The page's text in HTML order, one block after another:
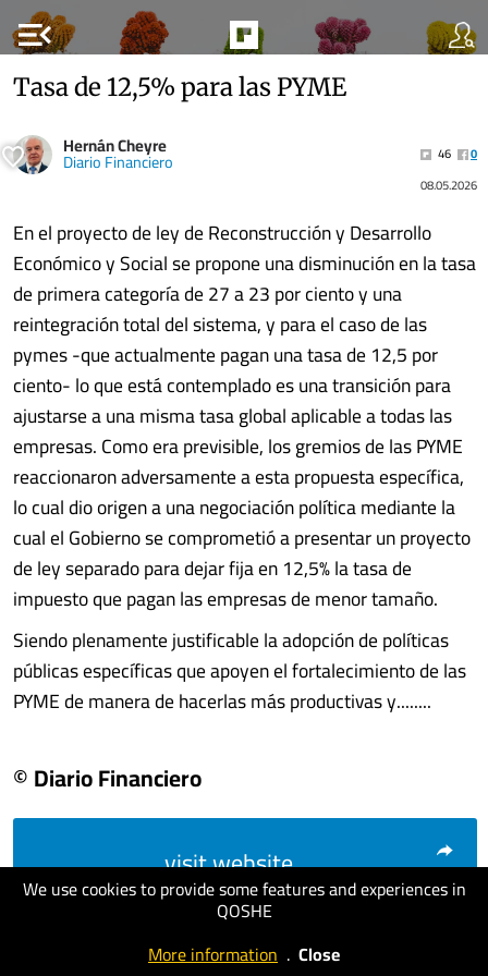
menu_open
We use cookies to provide some features and experiences in
QOSHE
More information . Close
Tasa de 12,5% para las PYME
Hernán Cheyre
Diario Financiero 46
0
08.05.2026
En el proyecto de ley de Reconstrucción y Desarrollo
Económico y Social se propone una disminución en la tasa
de primera categoría de 27 a 23 por ciento y una
reintegración total del sistema, y para el caso de las
pymes -que actualmente pagan una tasa de 12,5 por
ciento- lo que está contemplado es una transición para
ajustarse a una misma tasa global aplicable a todas las
empresas. Como era previsible, los gremios de las PYME
reaccionaron adversamente a esta propuesta específica,
lo cual dio origen a una negociación política mediante la
cual el Gobierno se comprometió a presentar un proyecto
de ley separado para dejar fija en 12,5% la tasa de
impuesto que pagan las empresas de menor tamaño.
Siendo plenamente justificable la adopción de políticas
públicas específicas que apoyen el fortalecimiento de las
PYME de manera de hacerlas más productivas y........
© Diario Financiero
visit website